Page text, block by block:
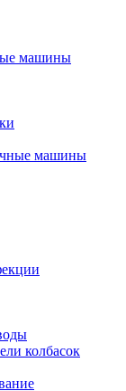
машины
машины
колбасок